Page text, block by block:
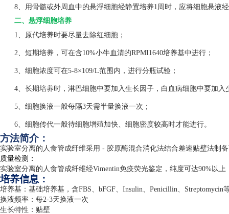
8、用骨髓或外周血中的悬浮细胞经静置培养1周时，应将细胞悬液
二、悬浮细胞培养
1、原代培养时要尽量去除红细胞；
2、短期培养，可在含10%小牛血清的RPMI1640培养基中进行；
3、细胞浓度可在5-8×109/L范围内，进行分瓶试验；
4、长期培养时，淋巴细胞中要加入生长因子，白血病细胞中要加入
5、细胞换液一般每隔3天需半量换液一次；
6、细胞传代一般待细胞增殖加快、细胞密度较高时才能进行。
方法简介：
实验室分离的人食管成纤维采用 - 胶原酶混合消化法结合差速贴壁法制
质量检测：
实验室分离的人食管成纤维经Vimentin免疫荧光鉴定，纯度可达90%以上
培养信息：
培养基：基础培养基，含FBS、 bFGF、 Insulin、 Penicillin、 Streptomycin
换液频率：每2-3天换液一次
生长特性：贴壁